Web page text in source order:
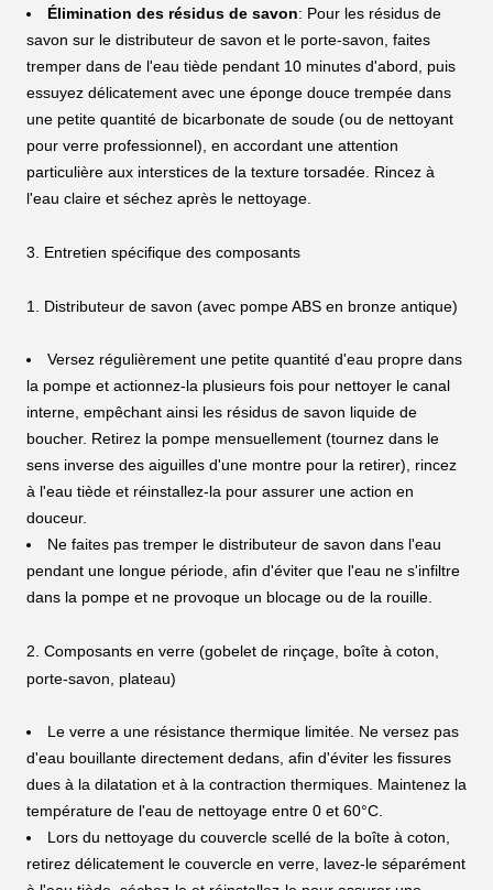
Élimination des résidus de savon: Pour les résidus de
savon sur le distributeur de savon et le porte-savon, faites
tremper dans de l'eau tiède pendant 10 minutes d'abord, puis
essuyez délicatement avec une éponge douce trempée dans
une petite quantité de bicarbonate de soude (ou de nettoyant
pour verre professionnel), en accordant une attention
particulière aux interstices de la texture torsadée. Rincez à
l'eau claire et séchez après le nettoyage.
3. Entretien spécifique des composants
1. Distributeur de savon (avec pompe ABS en bronze antique)
Versez régulièrement une petite quantité d'eau propre dans
la pompe et actionnez-la plusieurs fois pour nettoyer le canal
interne, empêchant ainsi les résidus de savon liquide de
boucher. Retirez la pompe mensuellement (tournez dans le
sens inverse des aiguilles d'une montre pour la retirer), rincez
à l'eau tiède et réinstallez-la pour assurer une action en
douceur.
Ne faites pas tremper le distributeur de savon dans l'eau
pendant une longue période, afin d'éviter que l'eau ne s'infiltre
dans la pompe et ne provoque un blocage ou de la rouille.
2. Composants en verre (gobelet de rinçage, boîte à coton,
porte-savon, plateau)
Le verre a une résistance thermique limitée. Ne versez pas
d'eau bouillante directement dedans, afin d'éviter les fissures
dues à la dilatation et à la contraction thermiques. Maintenez la
température de l'eau de nettoyage entre 0 et 60°C.
Lors du nettoyage du couvercle scellé de la boîte à coton,
retirez délicatement le couvercle en verre, lavez-le séparément